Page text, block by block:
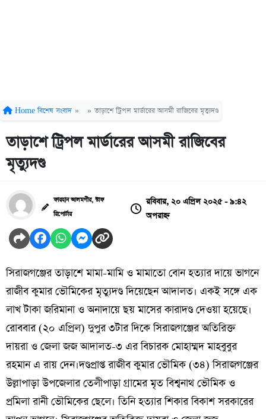
Home বিশেষ সংবাদ » » তাড়াশে ট্রিপল মার্ডারের আসমী রাজিবের মৃত্যুদণ্ড
তাড়াশে ট্রিপল মার্ডারের আসমী রাজিবের
মৃত্যুদণ্ড
ফারহান আলমগীর, স্টাফ
রিপোর্টার
রবিবার, ২০ এপ্রিল ২০২৫ - ৯:৪২
অপরাহ্ন
সিরাজগঞ্জের তাড়াশে মামা-মামি ও মামাতো বোন হত্যার দায়ে ভাগনে
রাজীব কুমার ভৌমিকের মৃত্যুদণ্ড দিয়েছেন আদালত। একই সঙ্গে এক
লাখ টাকা জরিমানা ও অনাদায়ে ছয় মাসের কারাদণ্ড দেওয়া হয়েছে।
রোববার (২০ এপ্রিল) দুপুর ৩টার দিকে সিরাজগঞ্জের অতিরিক্ত
দায়রা ও জেলা জজ আদালত-৩ এর বিচারক মোহাম্মদ মাহবুবুর
রহমান এ রায় দেন।দণ্ডপ্রাপ্ত রাজীব কুমার ভৌমিক (৩৪) সিরাজগঞ্জের
উল্লাপাড়া উপজেলার তেলীপাড়া গ্রামের মৃত বিশ্বনাথ ভৌমিক ও
প্রমিলা রানী ভৌমিকের ছেলে। তিনি হত্যার শিকার বিকাশ সরকারের